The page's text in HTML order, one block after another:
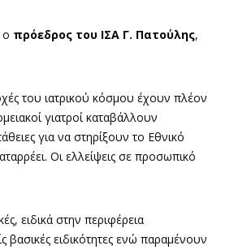
ο πρόεδρος του ΙΣΑ Γ. Πατούλης,
του ιατρικού κόσμου έχουν πλέον
γιατροί καταβάλλουν
για να στηρίξουν το Εθνικό
Οι ελλείψεις σε προσωπικό
ειδικά στην περιφέρεια
βασικές ειδικότητες ενώ παραμένουν